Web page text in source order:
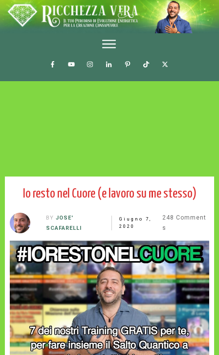
Io resto nel Cuore (e lavoro su me stesso)
BY JOSE'
SCAFARELLI
Giugno 7,
2020
248 Comment
s